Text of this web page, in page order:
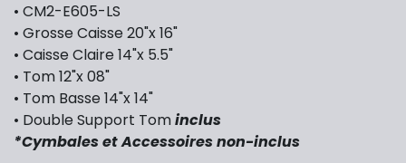
• CM2-E605-LS
• Grosse Caisse 20"x 16"
• Caisse Claire 14"x 5.5"
• Tom 12"x 08"
• Tom Basse 14"x 14"
• Double Support Tominclus
*Cymbales et Accessoires non-inclus